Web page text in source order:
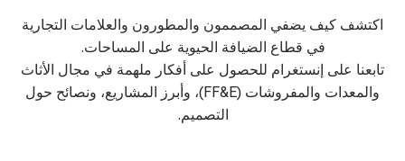
اكتشف كيف يضفي المصممون والمطورون والعلامات التجارية
في قطاع الضيافة الحيوية على المساحات.
تابعنا على إنستغرام للحصول على أفكار ملهمة في مجال الأثاث
والمعدات والمفروشات (FF&E)، وأبرز المشاريع، ونصائح حول
التصميم.